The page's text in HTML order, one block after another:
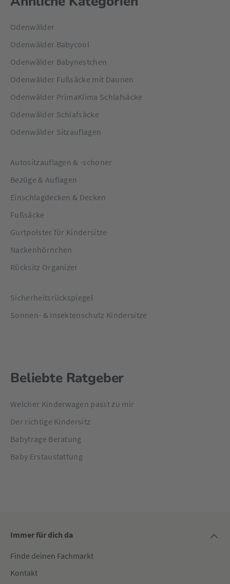
Odenwälder
Odenwälder Babycool
Odenwälder Babynestchen
Odenwälder Fußsäcke mit Daunen
Odenwälder PrimaKlima Schlafsäcke
Odenwälder Schlafsäcke
Odenwälder Sitzauflagen
Autositzauflagen & -schoner
Bezüge & Auflagen
Einschlagdecken & Decken
Fußsäcke
Gurtpolster für Kindersitze
Nackenhörnchen
Rücksitz Organizer
Sicherheitsrückspiegel
Sonnen- & Insektenschutz Kindersitze
Beliebte Ratgeber
Welcher Kinderwagen passt zu mir
Der richtige Kindersitz
Babytrage Beratung
Baby Erstaustattung
Immer für dich da
Finde deinen Fachmarkt
Kontakt